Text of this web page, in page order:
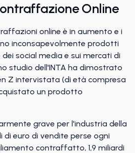
Online
online è in aumento e i
inconsapevolmente prodotti
social media e sui mercati di
studio dell'INTA ha dimostrato
Z intervistata (di età compresa
un prodotto
grave per l'industria della
di euro di vendite perse ogni
contraffatto, 1,9 miliardi